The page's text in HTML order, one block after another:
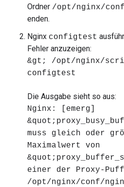
Ordner /opt/nginx/
enden.
Nginx configtest
Fehler anzuzeigen:
&gt; /opt/nginx/
configtest
Die Ausgabe sieht so aus:
Nginx: [emerg]
muss gleich oder
Maximalwert von
einer der Proxy-
/opt/nginx/conf/